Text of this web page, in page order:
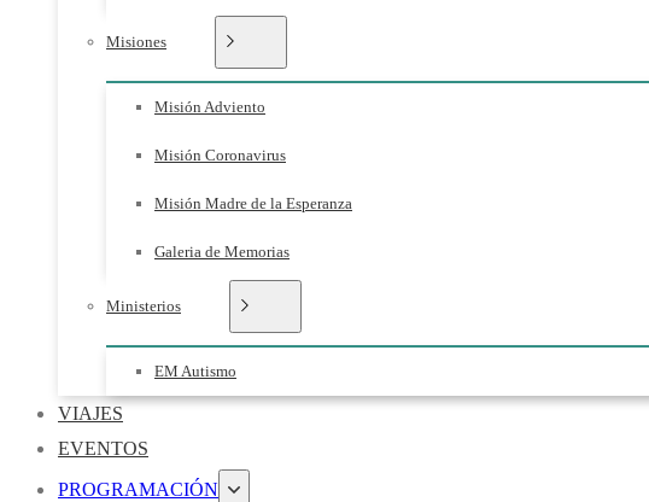
Misiones
Misión Adviento
Misión Coronavirus
Misión Madre de la Esperanza
Galeria de Memorias
Ministerios
EM Autismo
VIAJES
EVENTOS
PROGRAMACIÓN